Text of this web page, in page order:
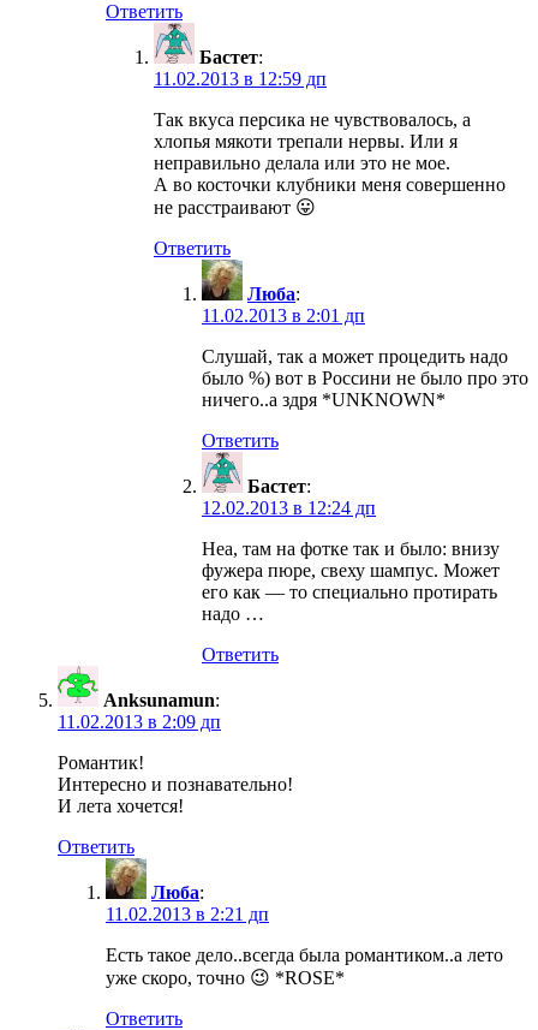
Ответить
Бастет:
11.02.2013 в 12:59 дп
Так вкуса персика не чувствовалось, а
хлопья мякоти трепали нервы. Или я
неправильно делала или это не мое.
А во косточки клубники меня совершенно
не расстраивают 😛
Ответить
Люба:
11.02.2013 в 2:01 дп
Слушай, так а может процедить надо
было %) вот в Россини не было про это
ничего..а здря *UNKNOWN*
Ответить
Бастет:
12.02.2013 в 12:24 дп
Неа, там на фотке так и было: внизу
фужера пюре, свеху шампус. Может
его как — то специально протирать
надо …
Ответить
Anksunamun:
11.02.2013 в 2:09 дп
Романтик!
Интересно и познавательно!
И лета хочется!
Ответить
Люба:
11.02.2013 в 2:21 дп
Есть такое дело..всегда была романтиком..а лето
уже скоро, точно 😉 *ROSE*
Ответить